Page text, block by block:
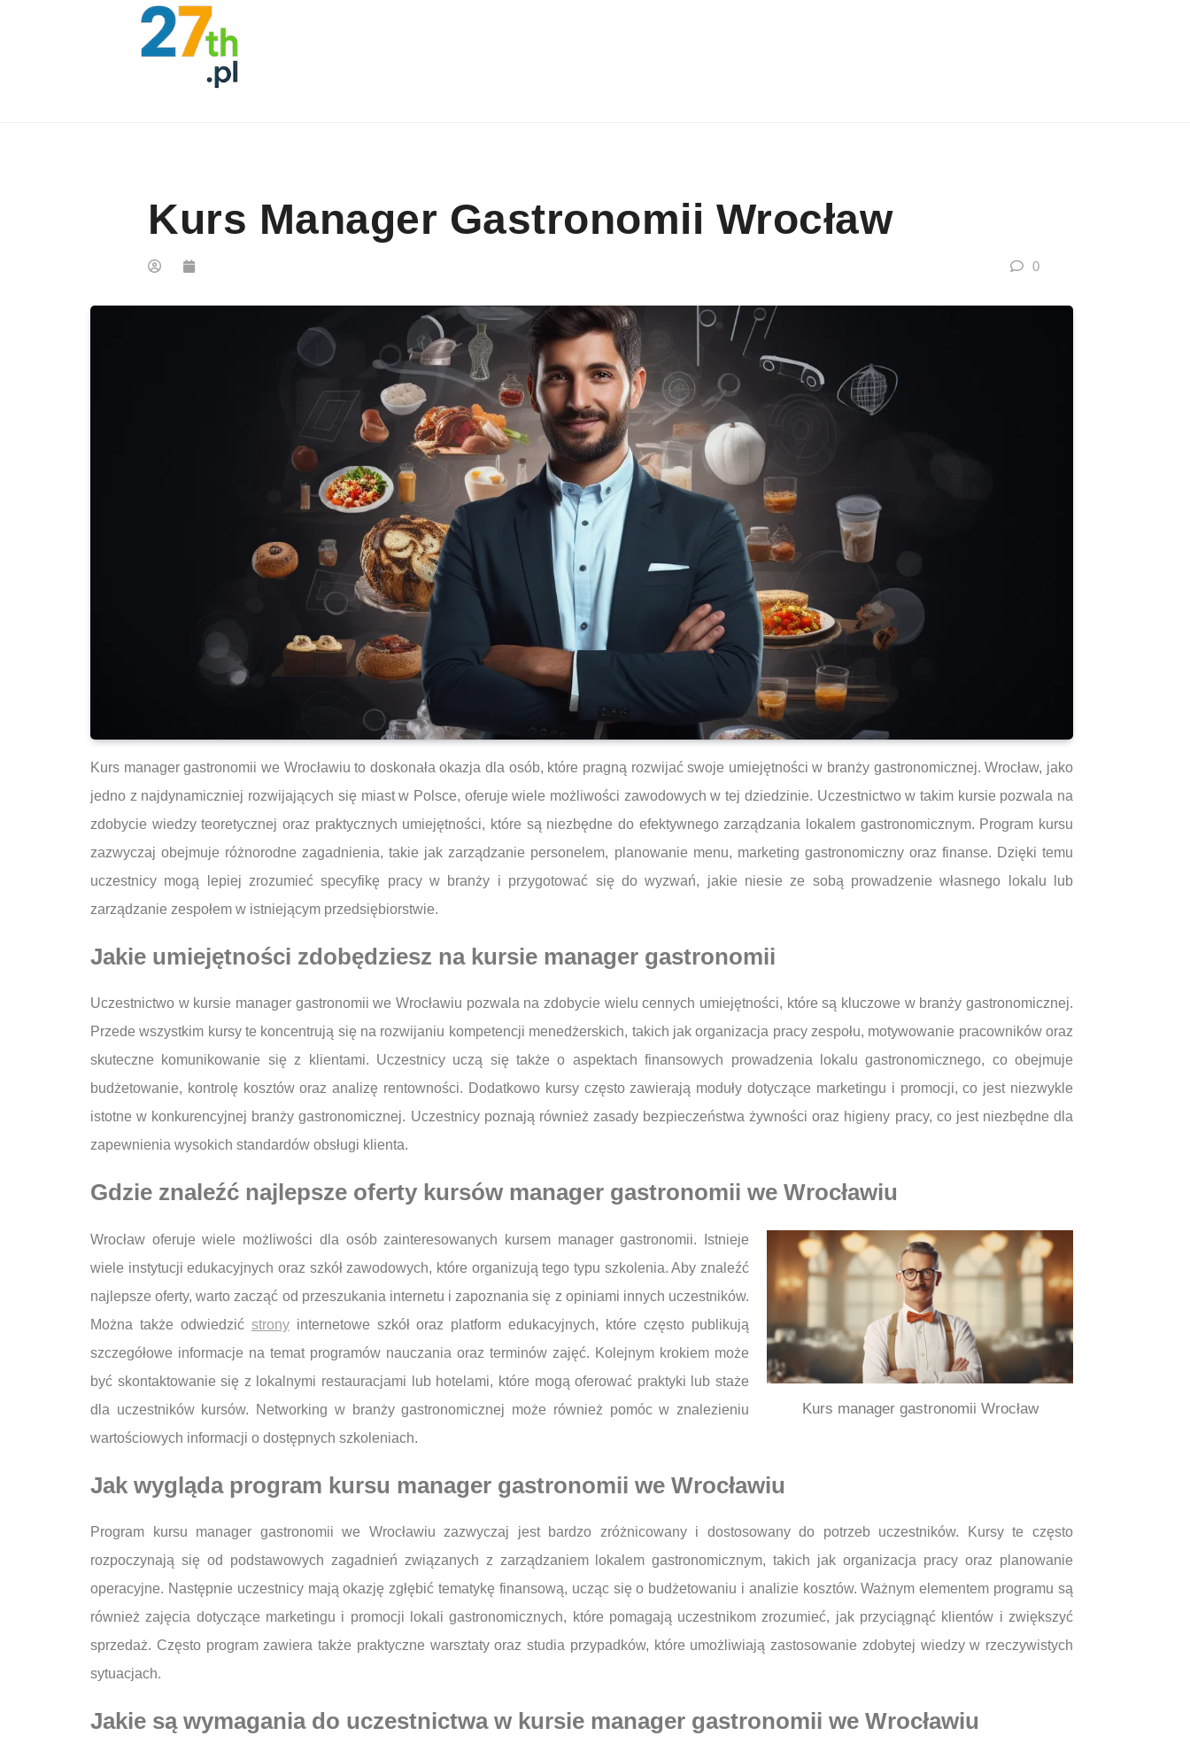
Kurs Manager Gastronomii Wrocław
0
Kurs manager gastronomii we Wrocławiu to doskonała okazja dla osób, które pragną rozwijać swoje umiejętności w branży gastronomicznej. Wrocław, jako
jedno z najdynamiczniej rozwijających się miast w Polsce, oferuje wiele możliwości zawodowych w tej dziedzinie. Uczestnictwo w takim kursie pozwala na
zdobycie wiedzy teoretycznej oraz praktycznych umiejętności, które są niezbędne do efektywnego zarządzania lokalem gastronomicznym. Program kursu
zazwyczaj obejmuje różnorodne zagadnienia, takie jak zarządzanie personelem, planowanie menu, marketing gastronomiczny oraz finanse. Dzięki temu
uczestnicy mogą lepiej zrozumieć specyfikę pracy w branży i przygotować się do wyzwań, jakie niesie ze sobą prowadzenie własnego lokalu lub
zarządzanie zespołem w istniejącym przedsiębiorstwie.
Jakie umiejętności zdobędziesz na kursie manager gastronomii
Uczestnictwo w kursie manager gastronomii we Wrocławiu pozwala na zdobycie wielu cennych umiejętności, które są kluczowe w branży gastronomicznej.
Przede wszystkim kursy te koncentrują się na rozwijaniu kompetencji menedżerskich, takich jak organizacja pracy zespołu, motywowanie pracowników oraz
skuteczne komunikowanie się z klientami. Uczestnicy uczą się także o aspektach finansowych prowadzenia lokalu gastronomicznego, co obejmuje
budżetowanie, kontrolę kosztów oraz analizę rentowności. Dodatkowo kursy często zawierają moduły dotyczące marketingu i promocji, co jest niezwykle
istotne w konkurencyjnej branży gastronomicznej. Uczestnicy poznają również zasady bezpieczeństwa żywności oraz higieny pracy, co jest niezbędne dla
zapewnienia wysokich standardów obsługi klienta.
Gdzie znaleźć najlepsze oferty kursów manager gastronomii we Wrocławiu
Kurs manager gastronomii Wrocław
Wrocław oferuje wiele możliwości dla osób zainteresowanych kursem manager gastronomii. Istnieje
wiele instytucji edukacyjnych oraz szkół zawodowych, które organizują tego typu szkolenia. Aby znaleźć
najlepsze oferty, warto zacząć od przeszukania internetu i zapoznania się z opiniami innych uczestników.
Można także odwiedzić stronyinternetowe szkół oraz platform edukacyjnych, które często publikują
szczegółowe informacje na temat programów nauczania oraz terminów zajęć. Kolejnym krokiem może
być skontaktowanie się z lokalnymi restauracjami lub hotelami, które mogą oferować praktyki lub staże
dla uczestników kursów. Networking w branży gastronomicznej może również pomóc w znalezieniu
wartościowych informacji o dostępnych szkoleniach.
Jak wygląda program kursu manager gastronomii we Wrocławiu
Program kursu manager gastronomii we Wrocławiu zazwyczaj jest bardzo zróżnicowany i dostosowany do potrzeb uczestników. Kursy te często
rozpoczynają się od podstawowych zagadnień związanych z zarządzaniem lokalem gastronomicznym, takich jak organizacja pracy oraz planowanie
operacyjne. Następnie uczestnicy mają okazję zgłębić tematykę finansową, ucząc się o budżetowaniu i analizie kosztów. Ważnym elementem programu są
również zajęcia dotyczące marketingu i promocji lokali gastronomicznych, które pomagają uczestnikom zrozumieć, jak przyciągnąć klientów i zwiększyć
sprzedaż. Często program zawiera także praktyczne warsztaty oraz studia przypadków, które umożliwiają zastosowanie zdobytej wiedzy w rzeczywistych
sytuacjach.
Jakie są wymagania do uczestnictwa w kursie manager gastronomii we Wrocławiu